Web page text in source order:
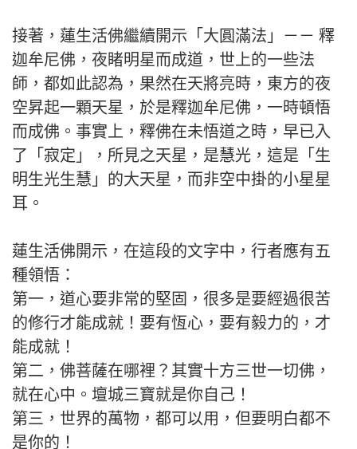
接著，蓮生活佛繼續開示「大圓滿法」－－ 釋
迦牟尼佛，夜睹明星而成道，世上的一些法
師，都如此認為，果然在天將亮時，東方的夜
空昇起一顆天星，於是釋迦牟尼佛，一時頓悟
而成佛。事實上，釋佛在未悟道之時，早已入
了「寂定」，所見之天星，是慧光，這是「生
明生光生慧」的大天星，而非空中掛的小星星
耳。
蓮生活佛開示，在這段的文字中，行者應有五
種領悟：
第一，道心要非常的堅固，很多是要經過很苦
的修行才能成就！要有恆心，要有毅力的，才
能成就！
第二，佛菩薩在哪裡？其實十方三世一切佛，
就在心中。壇城三寶就是你自己！
第三，世界的萬物，都可以用，但要明白都不
是你的！